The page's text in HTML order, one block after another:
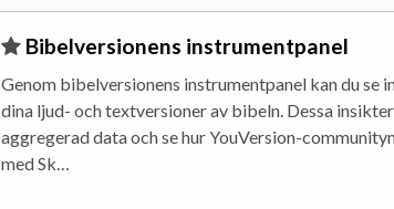
​Bibelversionens instrumentpanel
Genom bibelversionens instrumentpanel kan du se
dina ljud- och textversioner av bibeln. Dessa
aggregerad data och se hur YouVersion-
med Sk…